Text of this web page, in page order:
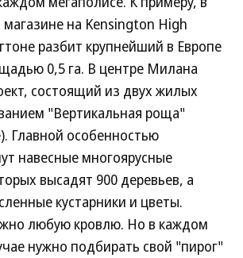
на Kensington High
разбит крупнейший в Европе
0,5 га. В центре Милана
состоящий из двух жилых
"Вертикальная роща"
Главной особенностью
навесные многоярусные
высадят 900 деревьев, а
кустарники и цветы.
любую кровлю. Но в каждом
нужно подбирать свой "пирог"